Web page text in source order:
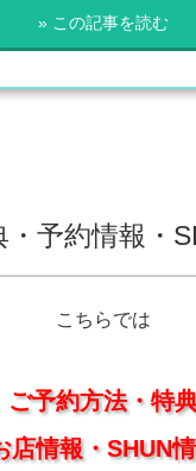
» この記事を読む
・予約情報・
こちらでは
ご予約方法・特
店情報・SHUN